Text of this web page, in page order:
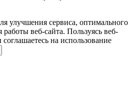
улучшения сервиса, оптимального
веб-сайта. Пользуясь веб-
на использование